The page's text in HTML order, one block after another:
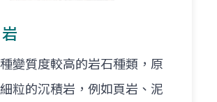
變質度較高的岩石種類，原
粒的沉積岩，例如頁岩、泥